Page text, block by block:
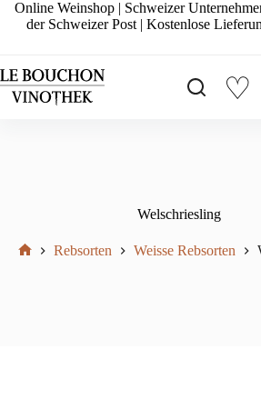
Zum
Inhalt
Online Weinshop | Schweizer
der Schweizer Post | Kostenlose
♡
Welschriesling
Rebsorten Weisse Rebsorten